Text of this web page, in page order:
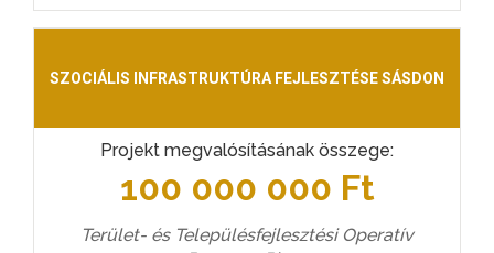
SZOCIÁLIS INFRASTRUKTÚRA FEJLESZTÉSE SÁSDON
Projekt megvalósításának összege:
100 000 000 Ft
Terület- és Településfejlesztési Operatív